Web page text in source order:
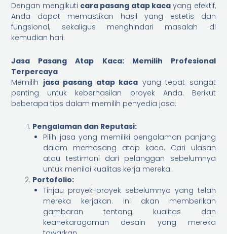
Dengan mengikuti cara pasang atap kacayang efektif,
Anda dapat memastikan hasil yang estetis dan
fungsional, sekaligus menghindari masalah di
kemudian hari.
Jasa Pasang Atap Kaca: Memilih Profesional
Terpercaya
Memilih jasa pasang atap kaca yang tepat sangat
penting untuk keberhasilan proyek Anda. Berikut
beberapa tips dalam memilih penyedia jasa:
Pengalaman dan Reputasi:
Pilih jasa yang memiliki pengalaman panjang
dalam memasang atap kaca. Cari ulasan
atau testimoni dari pelanggan sebelumnya
untuk menilai kualitas kerja mereka.
Portofolio:
Tinjau proyek-proyek sebelumnya yang telah
mereka kerjakan. Ini akan memberikan
gambaran tentang kualitas dan
keanekaragaman desain yang mereka